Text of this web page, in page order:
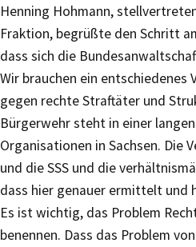
Henning Hohmann,
Fraktion, begrüßte den Schritt
dass sich die
Wir brauchen ein entschiedenes
gegen rechte Straftäter und
Bürgerwehr steht in einer
Organisationen in Sachsen. Die
und die SSS und die
dass hier genauer ermittelt und
Es ist wichtig, das Problem
benennen. Dass das Problem